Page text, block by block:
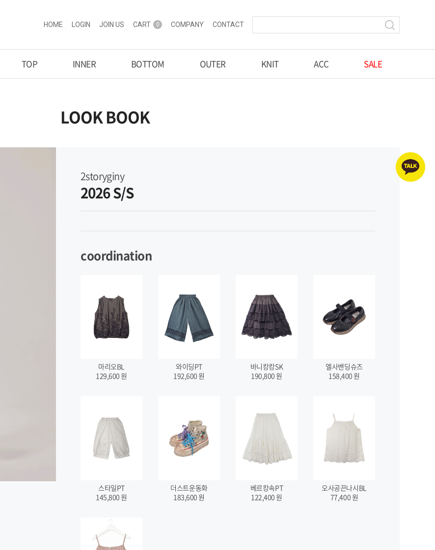
HOME LOGIN JOIN US CART 0 COMPANY CONTACT
TOP INNER BOTTOM OUTER KNIT ACC SALE
LOOK BOOK
2storyginy
2026 S/S
coordination
마리오BL
129,600 원
와이딩PT
192,600 원
바니캉캉SK
190,800 원
엘사밴딩슈즈
158,400 원
스타일PT
145,800 원
더스트운동화
183,600 원
베르캉속PT
122,400 원
오사공끈나시BL
77,400 원